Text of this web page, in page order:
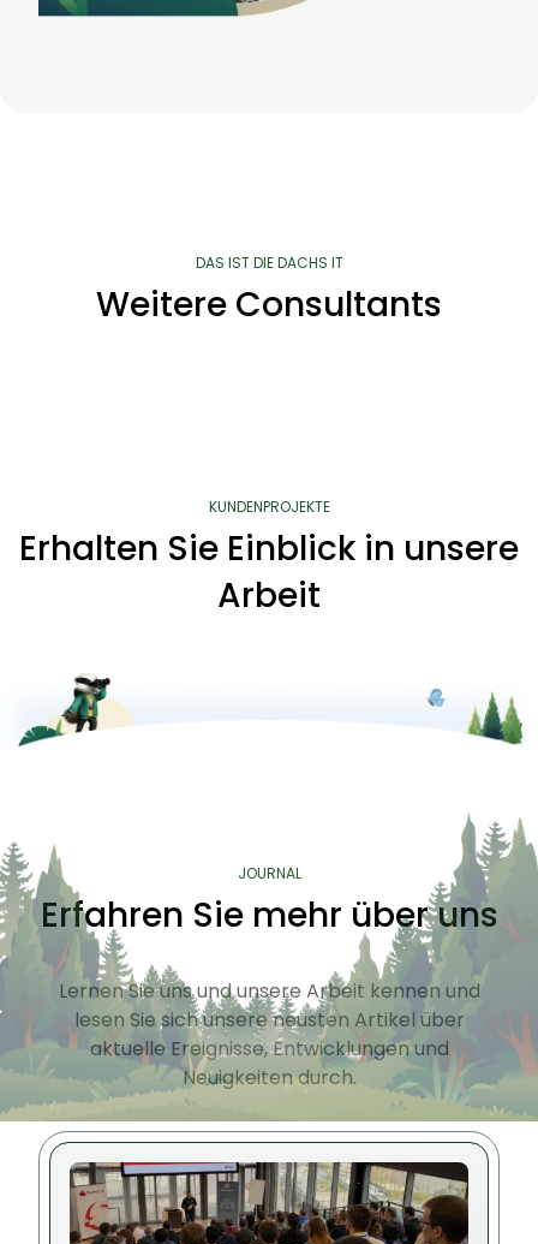
DAS IST DIE DACHS IT
Weitere Consultants
KUNDENPROJEKTE
Erhalten Sie Einblick in unsere
Arbeit
JOURNAL
Erfahren Sie mehr über uns
Lernen Sie uns und unsere Arbeit kennen und
lesen Sie sich unsere neusten Artikel über
aktuelle Ereignisse, Entwicklungen und
Neuigkeiten durch.